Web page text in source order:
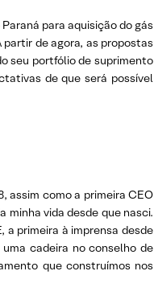
para aquisição do gás
de agora, as propostas
seu portfólio de suprimento
de que será possível
assim como a primeira CEO
minha vida desde que nasci.
a primeira à imprensa desde
cadeira no conselho de
que construímos nos